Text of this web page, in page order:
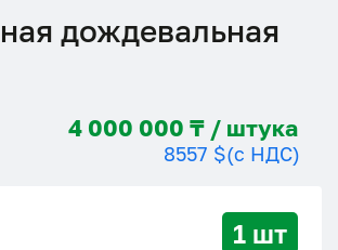
дождевальная
4 000 000 ₸ / штука
8557 $(с НДС)
1 шт